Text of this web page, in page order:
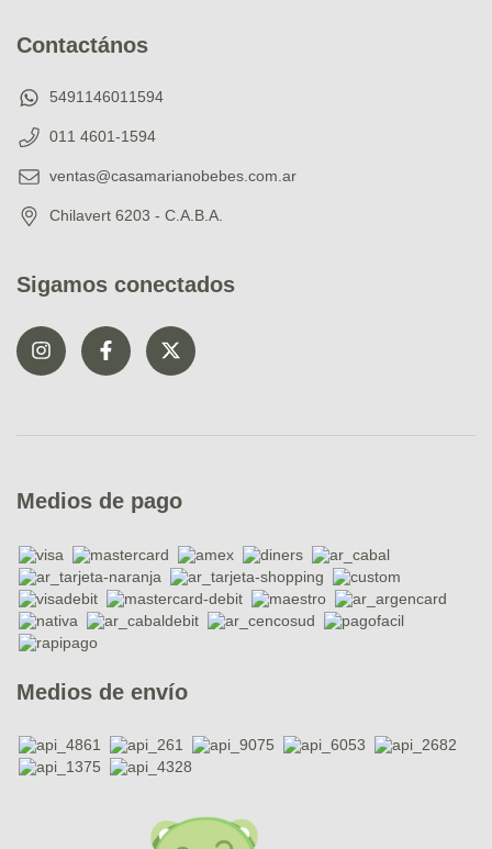
Contactános
5491146011594
011 4601-1594
ventas@casamarianobebes.com.ar
Chilavert 6203 - C.A.B.A.
Sigamos conectados
Medios de pago
Medios de envío